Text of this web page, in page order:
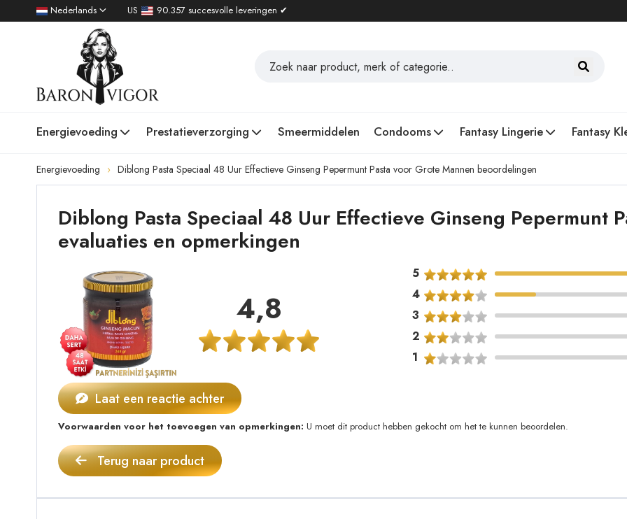
Nederlands US 90.357 succesvolle leveringen ✔
Energievoeding Prestatieverzorging Smeermiddelen Condooms Fantasy Lingerie Fantasy
Energievoeding Diblong Pasta Speciaal 48 Uur Effectieve Ginseng Pepermunt Pasta voor Grote Mannen beoordelingen
Diblong Pasta Speciaal 48 Uur Effectieve Ginseng Pepermunt
evaluaties en opmerkingen
4,8
5
4
3
2
1
Laat een reactie achter
Voorwaarden voor het toevoegen van opmerkingen: U moet dit product hebben gekocht om het te kunnen beoordelen.
Terug naar product